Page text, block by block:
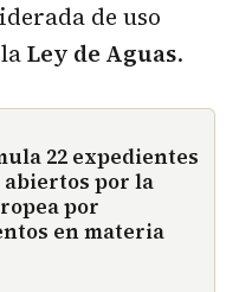
de uso
Ley de Aguas.
22 expedientes
por la
por
en materia